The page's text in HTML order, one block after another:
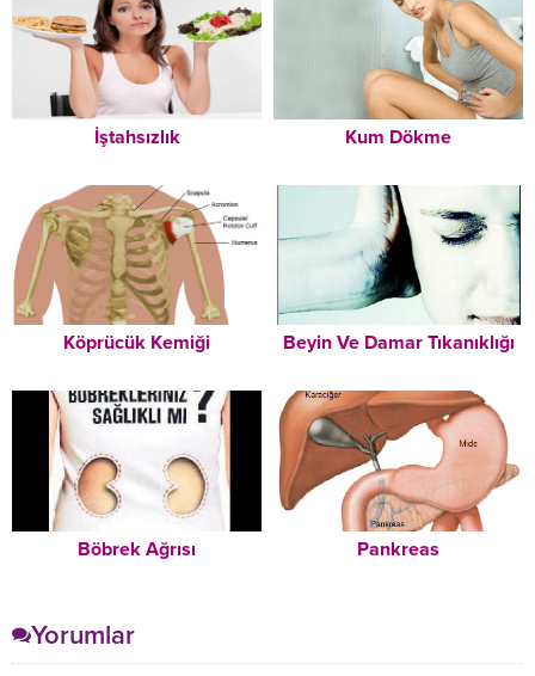
İştahsızlık Kum Dökme
Köprücük Kemiği Beyin Ve Damar Tıkanıklığı
Böbrek Ağrısı Pankreas
Yorumlar